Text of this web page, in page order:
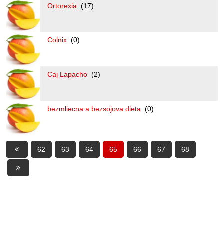
Ortorexia (17)
Colnix (0)
Caj Lapacho (2)
bezmliecna a bezsojova dieta (0)
62 63 64 65 66 67 68